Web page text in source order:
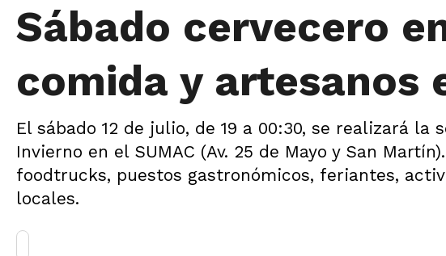
Sábado cervecero
comida y artesanos
El sábado 12 de julio, de 19 a 00:30, se realizará
Invierno en el SUMAC (Av. 25 de Mayo y San
foodtrucks, puestos gastronómicos, feriantes,
locales.